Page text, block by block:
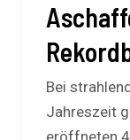
Bei
Jahreszeit
startet